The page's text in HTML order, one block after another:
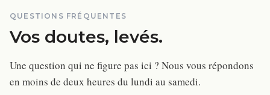
QUESTIONS FRÉQUENTES
Vos doutes, levés.
Une question qui ne figure pas ici ? Nous vous répondons
en moins de deux heures du lundi au samedi.